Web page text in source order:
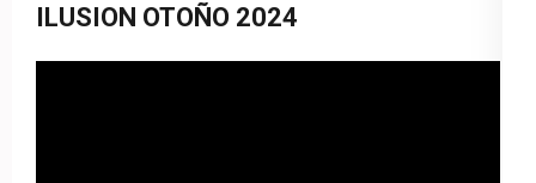
ILUSION OTOÑO 2024